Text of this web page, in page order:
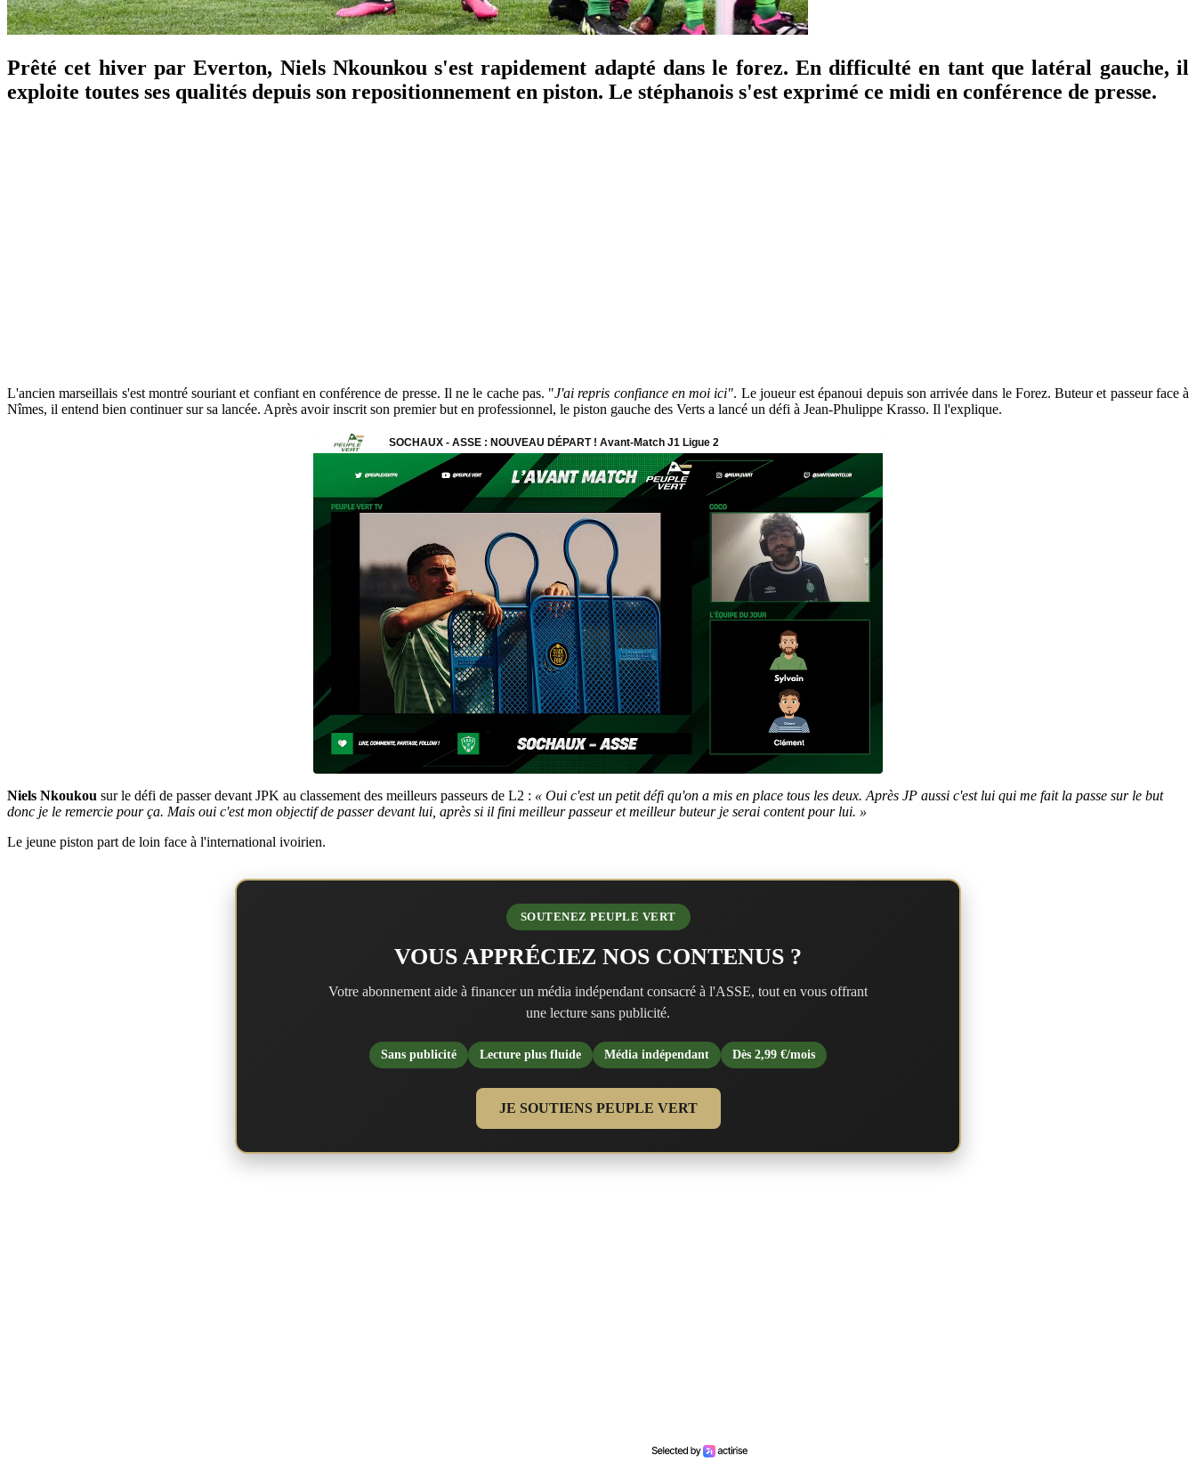
Prêté cet hiver par Everton, Niels Nkounkou s'est rapidement adapté dans le forez. En difficulté en tant que latéral gauche, il
exploite toutes ses qualités depuis son repositionnement en piston. Le stéphanois s'est exprimé ce midi en conférence de presse.
L'ancien marseillais s'est montré souriant et confiant en conférence de presse. Il ne le cache pas. "J'ai repris confiance en moi ici". Le joueur est épanoui depuis son arrivée dans le Forez. Buteur et passeur face à
Nîmes, il entend bien continuer sur sa lancée. Après avoir inscrit son premier but en professionnel, le piston gauche des Verts a lancé un défi à Jean-Phulippe Krasso. Il l'explique.
Niels Nkoukou sur le défi de passer devant JPK au classement des meilleurs passeurs de L2 : « Oui c'est un petit défi qu'on a mis en place tous les deux. Après JP aussi c'est lui qui me fait la passe sur le but
donc je le remercie pour ça. Mais oui c'est mon objectif de passer devant lui, après si il fini meilleur passeur et meilleur buteur je serai content pour lui. »
Le jeune piston part de loin face à l'international ivoirien.
SOUTENEZ PEUPLE VERT
VOUS APPRÉCIEZ NOS CONTENUS ?
Votre abonnement aide à financer un média indépendant consacré à l'ASSE, tout en vous offrant
une lecture sans publicité.
Sans publicité Lecture plus fluide Média indépendant Dès 2,99 €/mois
JE SOUTIENS PEUPLE VERT